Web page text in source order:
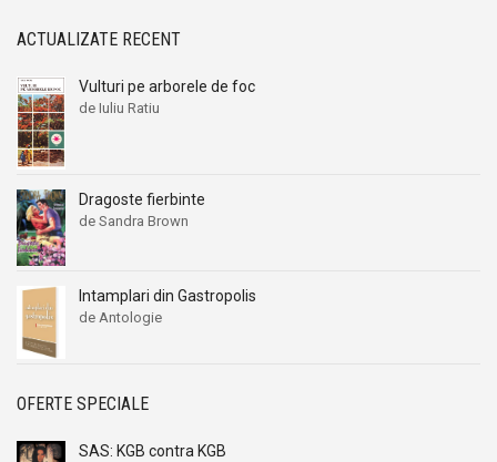
ACTUALIZATE RECENT
Vulturi pe arborele de foc
de Iuliu Ratiu
Dragoste fierbinte
de Sandra Brown
Intamplari din Gastropolis
de Antologie
OFERTE SPECIALE
SAS: KGB contra KGB